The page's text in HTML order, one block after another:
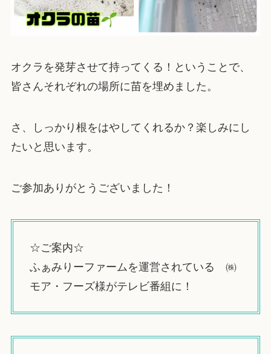
オクラを発芽させて持ってくる！ということで、
皆さんそれぞれの場所に苗を埋めました。
さ、しっかり根をはやしてくれるか？楽しみにし
たいと思います。
ご参加ありがとうございました！
☆ご案内☆
ふぁみりーファームを運営されている ㈱
モア・フーズ様がテレビ番組に！